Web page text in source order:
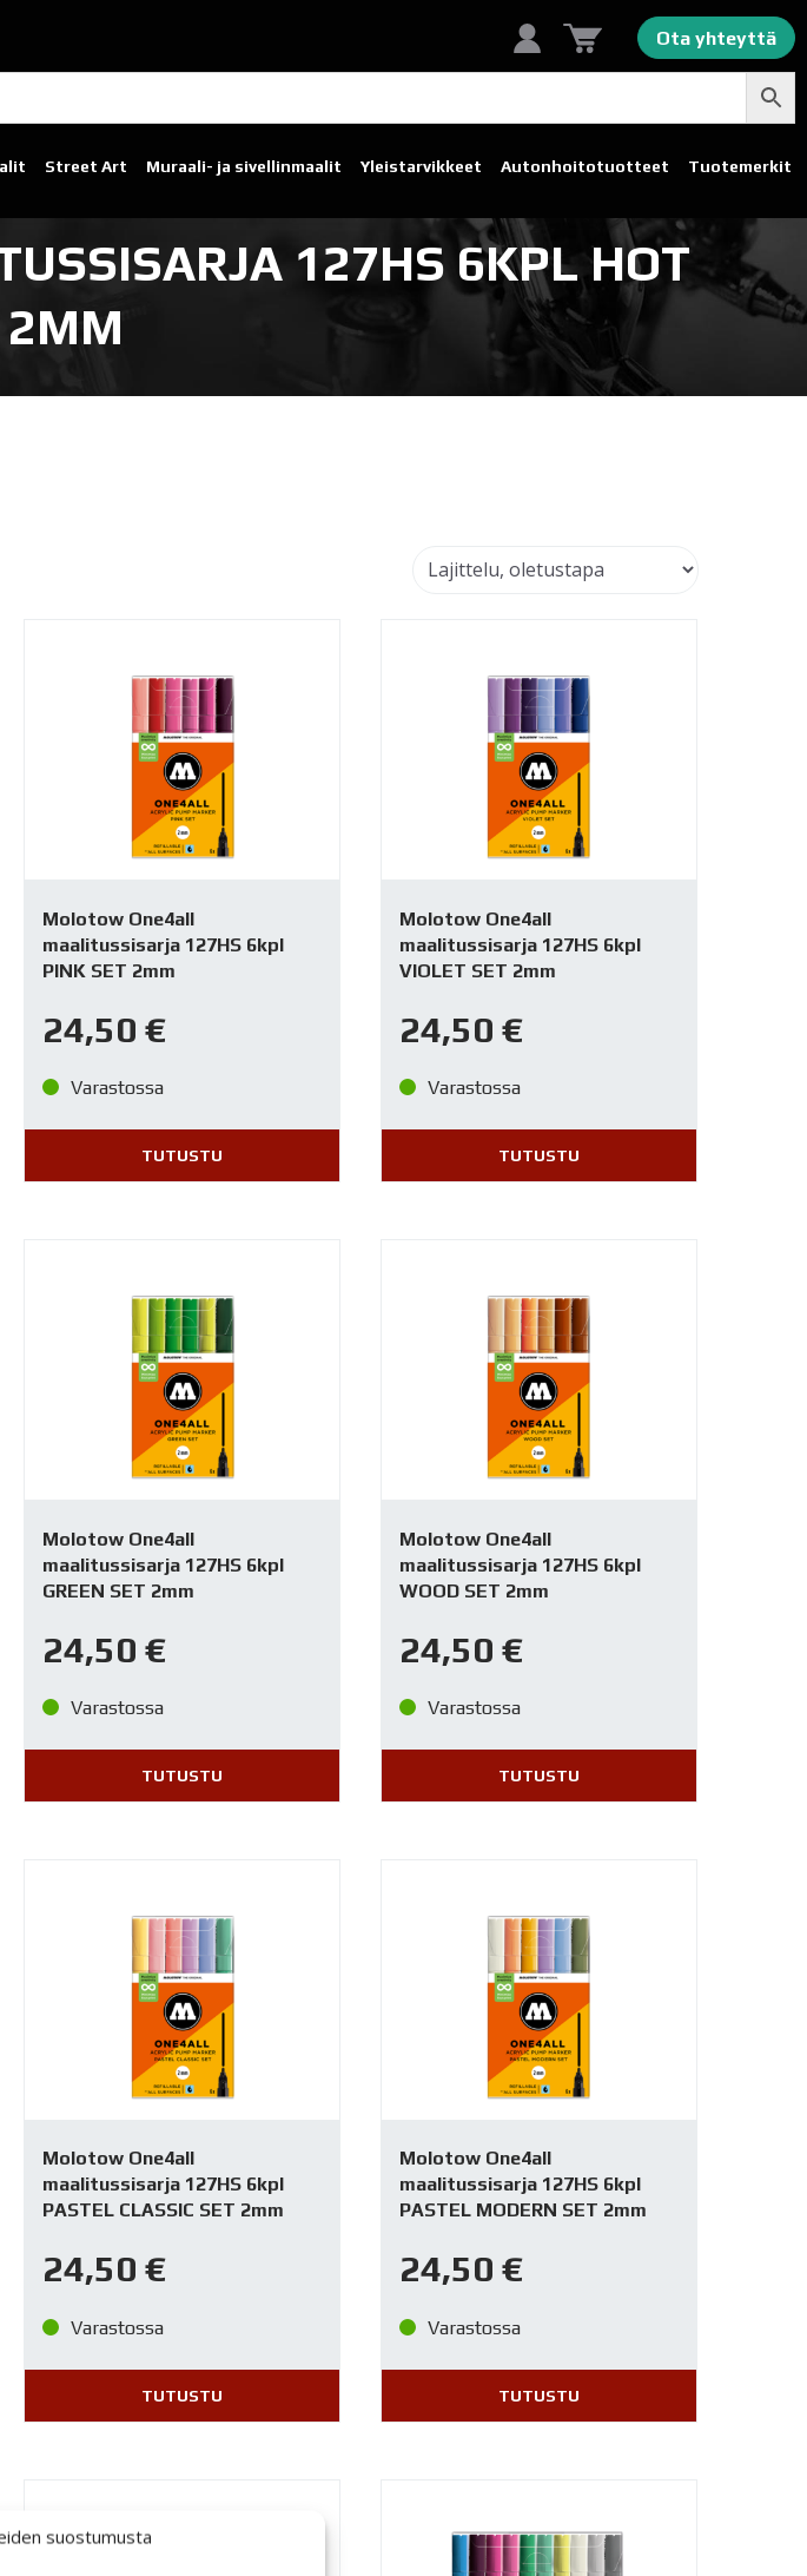
suostumusta
Ota yhteyttä
Street Art Muraali- ja sivellinmaalit Yleistarvikkeet Autonhoito­tuotteet Tuotemerkit
127HS 6KPL HOT
2MM
Molotow One4all
maalitussisarja 127HS 6kpl
PINK SET 2mm
24,50€
Varastossa
TUTUSTU
Molotow One4all
maalitussisarja 127HS 6kpl
VIOLET SET 2mm
24,50 €
Varastossa
TUTUSTU
Molotow One4all
maalitussisarja 127HS 6kpl
GREEN SET 2mm
24,50€
Varastossa
TUTUSTU
Molotow One4all
maalitussisarja 127HS 6kpl
WOOD SET 2mm
24,50 €
Varastossa
TUTUSTU
Molotow One4all
maalitussisarja 127HS 6kpl
PASTEL CLASSIC SET 2mm
24,50€
Varastossa
TUTUSTU
Molotow One4all
maalitussisarja 127HS 6kpl
PASTEL MODERN SET 2mm
24,50 €
Varastossa
TUTUSTU